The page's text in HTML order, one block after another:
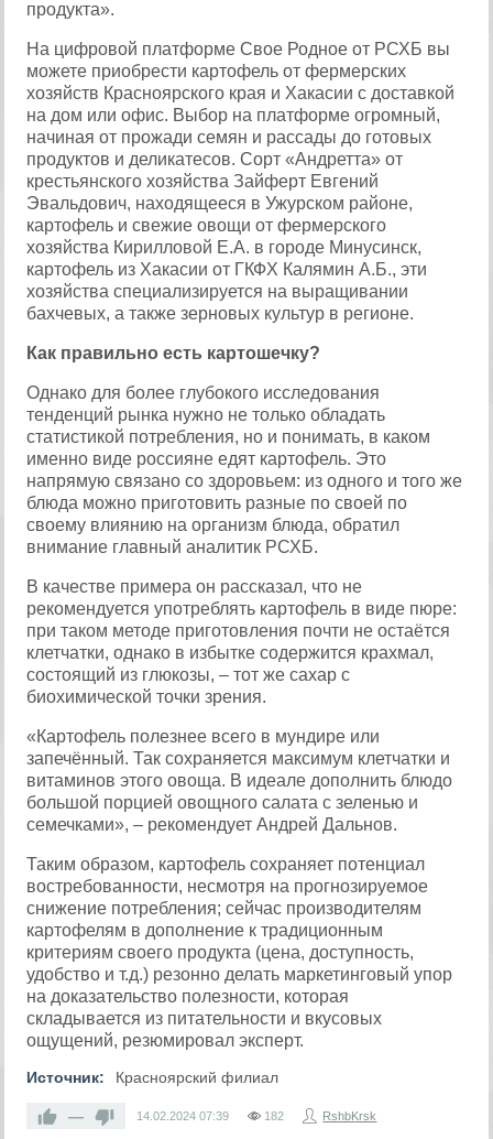
продукта».
На цифровой платформе Свое Родное от РСХБ вы
можете приобрести картофель от фермерских
хозяйств Красноярского края и Хакасии с доставкой
на дом или офис. Выбор на платформе огромный,
начиная от прожади семян и рассады до готовых
продуктов и деликатесов. Сорт «Андретта» от
крестьянского хозяйства Зайферт Евгений
Эвальдович, находящееся в Ужурском районе,
картофель и свежие овощи от фермерского
хозяйства Кирилловой Е.А. в городе Минусинск,
картофель из Хакасии от ГКФХ Калямин А.Б., эти
хозяйства специализируется на выращивании
бахчевых, а также зерновых культур в регионе.
Как правильно есть картошечку?
Однако для более глубокого исследования
тенденций рынка нужно не только обладать
статистикой потребления, но и понимать, в каком
именно виде россияне едят картофель. Это
напрямую связано со здоровьем: из одного и того же
блюда можно приготовить разные по своей по
своему влиянию на организм блюда, обратил
внимание главный аналитик РСХБ.
В качестве примера он рассказал, что не
рекомендуется употреблять картофель в виде пюре:
при таком методе приготовления почти не остаётся
клетчатки, однако в избытке содержится крахмал,
состоящий из глюкозы, – тот же сахар с
биохимической точки зрения.
«Картофель полезнее всего в мундире или
запечённый. Так сохраняется максимум клетчатки и
витаминов этого овоща. В идеале дополнить блюдо
большой порцией овощного салата с зеленью и
семечками», – рекомендует Андрей Дальнов.
Таким образом, картофель сохраняет потенциал
востребованности, несмотря на прогнозируемое
снижение потребления; сейчас производителям
картофелям в дополнение к традиционным
критериям своего продукта (цена, доступность,
удобство и т.д.) резонно делать маркетинговый упор
на доказательство полезности, которая
складывается из питательности и вкусовых
ощущений, резюмировал эксперт.
Источник: Красноярский филиал
— 14.02.2024 07:39 182 RshbKrsk